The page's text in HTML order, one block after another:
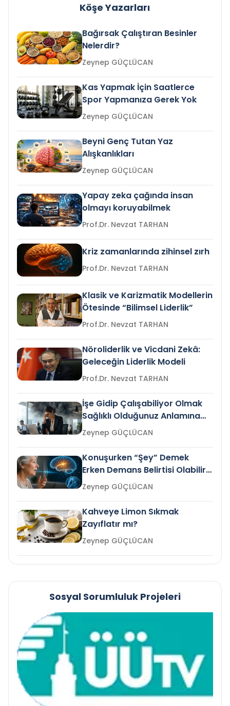
Köşe Yazarları
Bağırsak Çalıştıran Besinler
Nelerdir?
Zeynep GÜÇLÜCAN
Kas Yapmak İçin Saatlerce
Spor Yapmanıza Gerek Yok
Zeynep GÜÇLÜCAN
Beyni Genç Tutan Yaz
Alışkanlıkları
Zeynep GÜÇLÜCAN
Yapay zeka çağında insan
olmayı koruyabilmek
Prof.Dr. Nevzat TARHAN
Kriz zamanlarında zihinsel zırh
Prof.Dr. Nevzat TARHAN
Klasik ve Karizmatik Modellerin
Ötesinde “Bilimsel Liderlik”
Prof.Dr. Nevzat TARHAN
Nöroliderlik ve Vicdani Zekâ:
Geleceğin Liderlik Modeli
Prof.Dr. Nevzat TARHAN
İşe Gidip Çalışabiliyor Olmak
Sağlıklı Olduğunuz Anlamına
Gelir mi?Zeynep GÜÇLÜCAN
Konuşurken “Şey” Demek
Erken Demans Belirtisi Olabilir
mi?
Zeynep GÜÇLÜCAN
Kahveye Limon Sıkmak
Zayıflatır mı?
Zeynep GÜÇLÜCAN
Sosyal Sorumluluk Projeleri